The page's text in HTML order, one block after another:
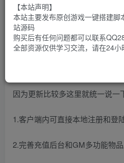
9.9
超级会员 ￥5
因为更新比较多这里就统一说一
1.客户端内可直接本地注册和登
2.完善充值后台和GM多功能物
【本站声明】
本站主要发布原创游戏一键搭建
站源码
购买后有任何问题都可以联系
全部资源仅供学习交流，请在24小